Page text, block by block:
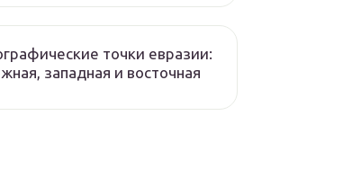
точки евразии:
западная и восточная